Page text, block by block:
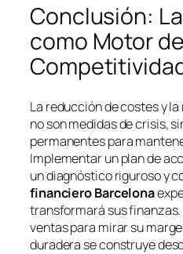
Conclusión:
como Motor
La reducción de costes y
no son medidas de crisis,
permanentes para
Implementar un plan de
un diagnóstico riguroso y
financiero Barcelona
transformará sus
ventas para mirar su
duradera se construye